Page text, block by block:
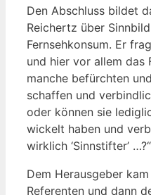
Den Abschluss bil­det
Rei­chertz über
Fern­seh­kon­sum. Er
und hier vor allem das
man­che befürch­ten
schaf­fen und
oder kön­nen sie
wi­ckelt haben und
wirk­lich ‘Sinn­stif­ter’ …?“
Dem Her­aus­ge­ber
Refe­ren­ten und dann